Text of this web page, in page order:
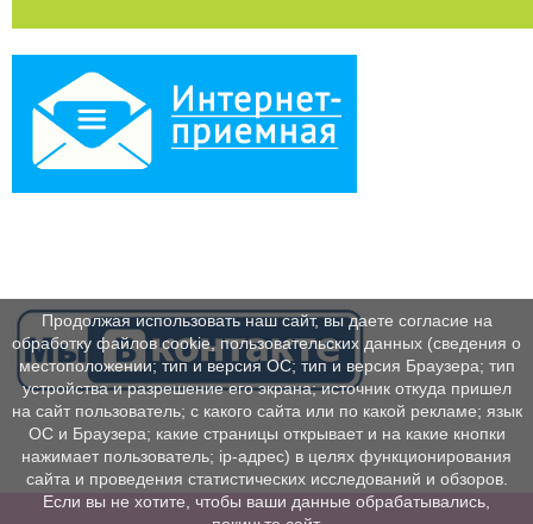
Продолжая использовать наш сайт, вы даете согласие на
обработку файлов cookie, пользовательских данных (сведения о
местоположении; тип и версия ОС; тип и версия Браузера; тип
устройства и разрешение его экрана; источник откуда пришел
на сайт пользователь; с какого сайта или по какой рекламе; язык
ОС и Браузера; какие страницы открывает и на какие кнопки
нажимает пользователь; ip-адрес) в целях функционирования
сайта и проведения статистических исследований и обзоров.
Если вы не хотите, чтобы ваши данные обрабатывались,